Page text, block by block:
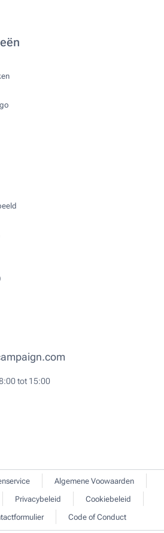
tot 15:00
Algemene Voowaarden
Privacybeleid
Cookiebeleid
Code of Conduct